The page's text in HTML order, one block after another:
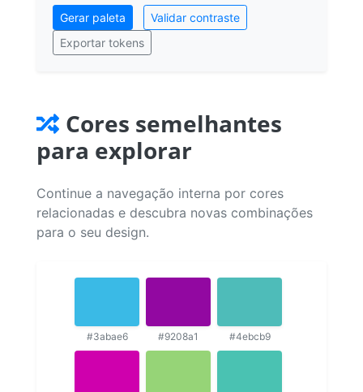
Gerar paleta
Validar contraste
Exportar tokens
Cores semelhantes
para explorar
Continue a navegação interna por cores
relacionadas e descubra novas combinações
para o seu design.
#3abae6 #9208a1 #4ebcb9